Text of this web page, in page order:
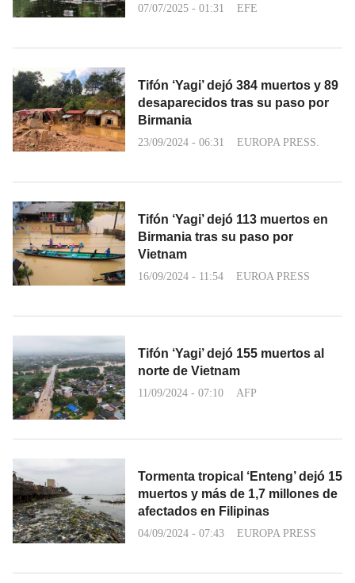
07/07/2025 - 01:31 EFE
Tifón ‘Yagi’ dejó 384 muertos y 89
desaparecidos tras su paso por
Birmania
23/09/2024 - 06:31 EUROPA PRESS.
Tifón ‘Yagi’ dejó 113 muertos en
Birmania tras su paso por
Vietnam
16/09/2024 - 11:54 EUROA PRESS
Tifón ‘Yagi’ dejó 155 muertos al
norte de Vietnam
11/09/2024 - 07:10 AFP
Tormenta tropical ‘Enteng’ dejó 15
muertos y más de 1,7 millones de
afectados en Filipinas
04/09/2024 - 07:43 EUROPA PRESS